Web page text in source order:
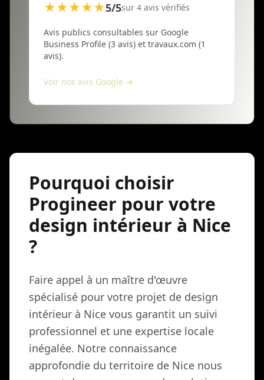
★★★★★5/5sur 4 avis vérifiés
Avis publics consultables sur Google
Business Profile (3 avis) et travaux.com (1
avis).
Voir nos avis Google →
Pourquoi choisir
Progineer pour votre
design intérieur à Nice
?
Faire appel à un maître d'œuvre
spécialisé pour votre projet de design
intérieur à Nice vous garantit un suivi
professionnel et une expertise locale
inégalée. Notre connaissance
approfondie du territoire de Nice nous